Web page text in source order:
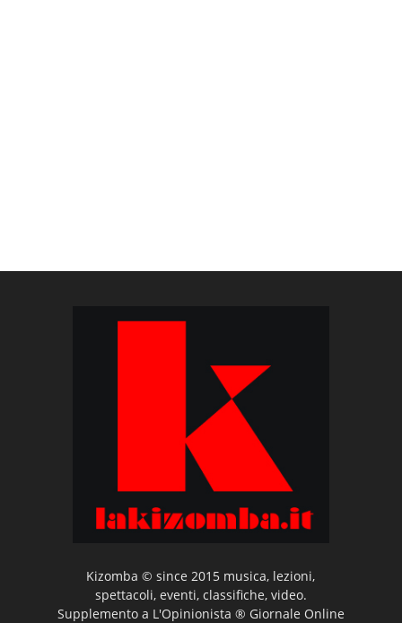
Kizomba © since 2015 musica, lezioni,
spettacoli, eventi, classifiche, video.
Supplemento a L'Opinionista ® Giornale Online